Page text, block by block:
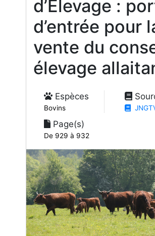
d’Élevage :
d’entrée pour
vente du
élevage
Espèces
Bovins
Page(s)
De 929 à 932